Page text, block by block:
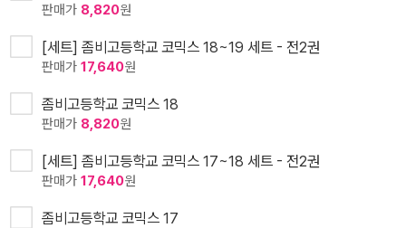
판매가 8,820원
[세트] 좀비고등학교 코믹스 18~19 세트 - 전2권
판매가 17,640원
좀비고등학교 코믹스 18
판매가 8,820원
[세트] 좀비고등학교 코믹스 17~18 세트 - 전2권
판매가 17,640원
좀비고등학교 코믹스 17